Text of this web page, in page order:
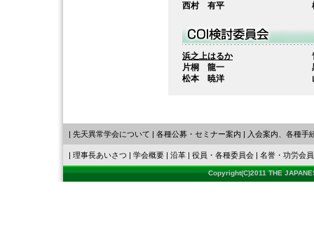
西村 有平
浜之上はるか
片桐 龍一
松本 暁洋
| 先天異常学会について | 各種公募 ・ セミナー案内 | 入会案内、各種手
| 理事長あいさつ | 学会概要 | 沿革 | 役員・各種委員会 | 名誉・功労会員
Copyright(C)2011 THE